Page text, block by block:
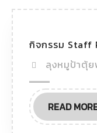
กิจกรรม Staff
ลุงหมูป้าตุ้
READ